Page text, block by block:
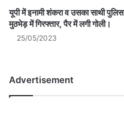
यूपी में इनामी शंकरा व उसका साथी पुलिस
मुठभेड़ में गिरफ्तार, पैर में लगी गोली।
25/05/2023
Advertisement